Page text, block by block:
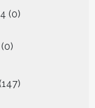
00
00
147
producten